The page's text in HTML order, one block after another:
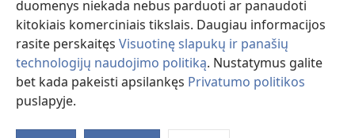
duomenys niekada nebus parduoti ar panaudoti
kitokiais komerciniais tikslais. Daugiau informacijos
rasite perskaitęs Visuotinę slapukų ir panašių
technologijų naudojimo politiką. Nustatymus galite
bet kada pakeisti apsilankęs Privatumo politikos
puslapyje.
Copyright© 2026 Watch Tower Bible and Tract Society of Pennsylvania.
NAUDOJIMOSI SVETAINE SĄLYGOS